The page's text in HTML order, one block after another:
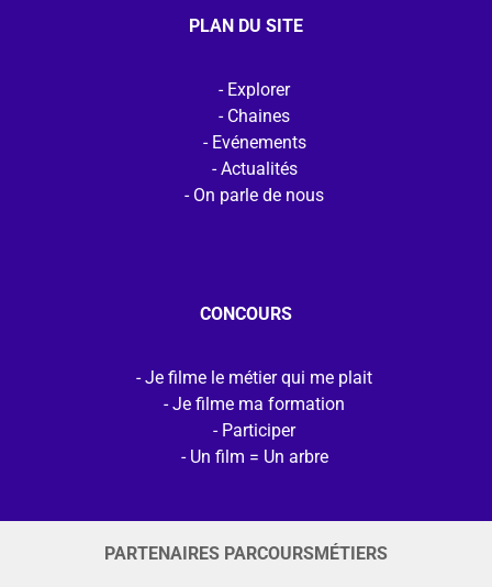
PLAN DU SITE
Explorer
Chaines
Evénements
Actualités
On parle de nous
CONCOURS
Je filme le métier qui me plait
Je filme ma formation
Participer
Un film = Un arbre
PARTENAIRES PARCOURSMÉTIERS